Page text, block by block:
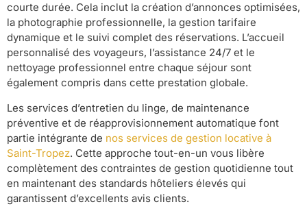
courte durée. Cela inclut la création d’annonces optimisées,
la photographie professionnelle, la gestion tarifaire
dynamique et le suivi complet des réservations. L’accueil
personnalisé des voyageurs, l’assistance 24/7 et le
nettoyage professionnel entre chaque séjour sont
également compris dans cette prestation globale.
Les services d’entretien du linge, de maintenance
préventive et de réapprovisionnement automatique font
partie intégrante de nos services de gestion locative à
Saint-Tropez. Cette approche tout-en-un vous libère
complètement des contraintes de gestion quotidienne tout
en maintenant des standards hôteliers élevés qui
garantissent d’excellents avis clients.